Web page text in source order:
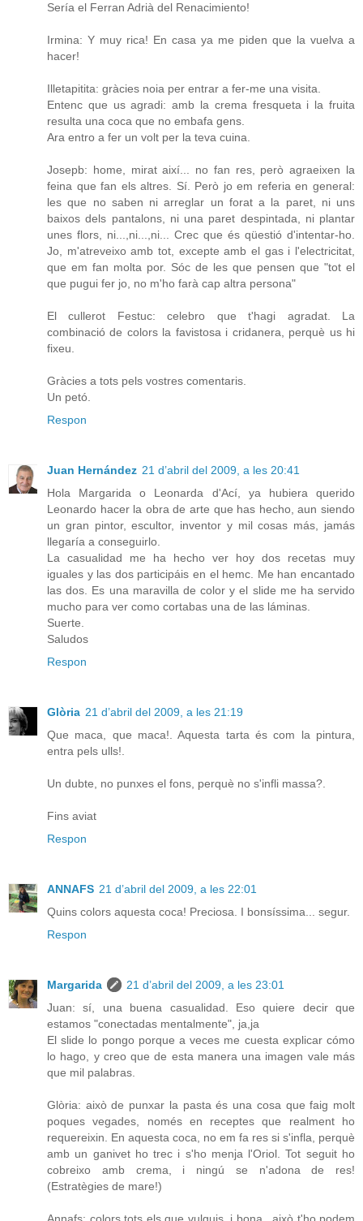
Sería el Ferran Adrià del Renacimiento!
Irmina: Y muy rica! En casa ya me piden que la vuelva a
hacer!
Illetapitita: gràcies noia per entrar a fer-me una visita.
Entenc que us agradi: amb la crema fresqueta i la fruita
resulta una coca que no embafa gens.
Ara entro a fer un volt per la teva cuina.
Josepb: home, mirat així... no fan res, però agraeixen la
feina que fan els altres. Sí. Però jo em referia en general:
les que no saben ni arreglar un forat a la paret, ni uns
baixos dels pantalons, ni una paret despintada, ni plantar
unes flors, ni...,ni...,ni... Crec que és qüestió d'intentar-ho.
Jo, m'atreveixo amb tot, excepte amb el gas i l'electricitat,
que em fan molta por. Sóc de les que pensen que "tot el
que pugui fer jo, no m'ho farà cap altra persona"
El cullerot Festuc: celebro que t'hagi agradat. La
combinació de colors la favistosa i cridanera, perquè us hi
fixeu.
Gràcies a tots pels vostres comentaris.
Un petó.
Respon
Juan Hernández 21 d’abril del 2009, a les 20:41
Hola Margarida o Leonarda d'Ací, ya hubiera querido
Leonardo hacer la obra de arte que has hecho, aun siendo
un gran pintor, escultor, inventor y mil cosas más, jamás
llegaría a conseguirlo.
La casualidad me ha hecho ver hoy dos recetas muy
iguales y las dos participáis en el hemc. Me han encantado
las dos. Es una maravilla de color y el slide me ha servido
mucho para ver como cortabas una de las láminas.
Suerte.
Saludos
Respon
Glòria 21 d’abril del 2009, a les 21:19
Que maca, que maca!. Aquesta tarta és com la pintura,
entra pels ulls!.
Un dubte, no punxes el fons, perquè no s'infli massa?.
Fins aviat
Respon
ANNAFS 21 d’abril del 2009, a les 22:01
Quins colors aquesta coca! Preciosa. I bonsíssima... segur.
Respon
Margarida
21 d’abril del 2009, a les 23:01
Juan: sí, una buena casualidad. Eso quiere decir que
estamos "conectadas mentalmente", ja,ja
El slide lo pongo porque a veces me cuesta explicar cómo
lo hago, y creo que de esta manera una imagen vale más
que mil palabras.
Glòria: això de punxar la pasta és una cosa que faig molt
poques vegades, només en receptes que realment ho
requereixin. En aquesta coca, no em fa res si s'infla, perquè
amb un ganivet ho trec i s'ho menja l'Oriol. Tot seguit ho
cobreixo amb crema, i ningú se n'adona de res!
(Estratègies de mare!)